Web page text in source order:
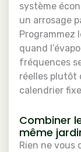
système
un arrosage
Programmez
quand
fréquences
réelles plutôt
calendrier
Combiner
même
Rien ne vous